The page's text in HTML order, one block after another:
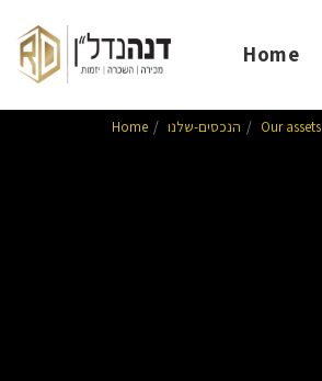
Home
Home הנכסים-שלנו Our assets